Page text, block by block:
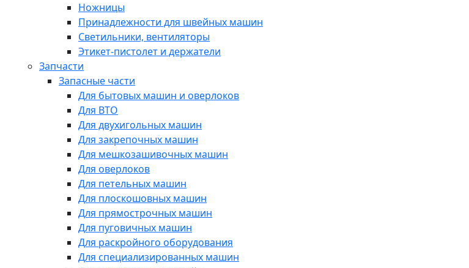
Ножницы
Принадлежности для швейных машин
Светильники, вентиляторы
Этикет-пистолет и держатели
Запчасти
Запасные части
Для бытовых машин и оверлоков
Для ВТО
Для двухигольных машин
Для закрепочных машин
Для мешкозашивочных машин
Для оверлоков
Для петельных машин
Для плоскошовных машин
Для прямострочных машин
Для пуговичных машин
Для раскройного оборудования
Для специализированных машин